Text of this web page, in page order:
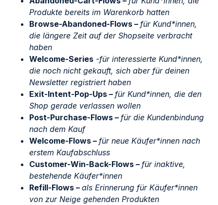
Produkte bereits im Warenkorb hatten
Browse-Abandoned-Flows – für Kund*innen,
die längere Zeit auf der Shopseite verbracht
haben
Welcome-Series -für interessierte Kund*innen,
die noch nicht gekauft, sich aber für deinen
Newsletter registriert haben
Exit-Intent-Pop-Ups – für Kund*innen, die den
Shop gerade verlassen wollen
Post-Purchase-Flows – für die Kundenbindung
nach dem Kauf
Welcome-Flows – für neue Käufer*innen nach
erstem Kaufabschluss
Customer-Win-Back-Flows – für inaktive,
bestehende Käufer*innen
Refill-Flows – als Erinnerung für Käufer*innen
von zur Neige gehenden Produkten